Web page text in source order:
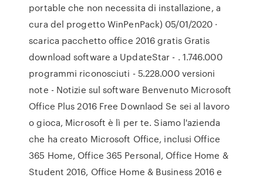
portable che non necessita di installazione, a
cura del progetto WinPenPack) 05/01/2020 ·
scarica pacchetto office 2016 gratis Gratis
download software a UpdateStar - . 1.746.000
programmi riconosciuti - 5.228.000 versioni
note - Notizie sul software Benvenuto Microsoft
Office Plus 2016 Free Downlaod Se sei al lavoro
o gioca, Microsoft è lì per te. Siamo l'azienda
che ha creato Microsoft Office, inclusi Office
365 Home, Office 365 Personal, Office Home &
Student 2016, Office Home & Business 2016 e